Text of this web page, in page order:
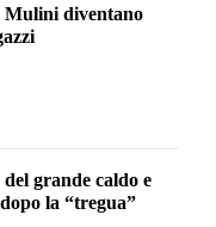
Mulini diventano
grande caldo e
la “tregua”